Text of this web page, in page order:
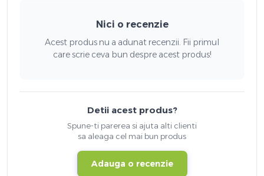
Nici o recenzie
Acest produs nu a adunat recenzii. Fii primul
care scrie ceva bun despre acest produs!
Detii acest produs?
Spune-ti parerea si ajuta alti clienti
sa aleaga cel mai bun produs
Adauga o recenzie